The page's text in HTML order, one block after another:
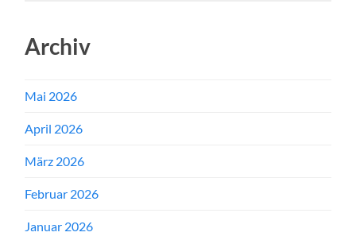
Archiv
Mai 2026
April 2026
März 2026
Februar 2026
Januar 2026